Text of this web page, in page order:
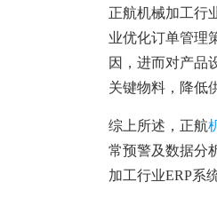
正航机械加工行
业优化订单管理
因，进而对产品
关键物料，降低
综上所述，正航
常预警及数据分
加工行业ERP系